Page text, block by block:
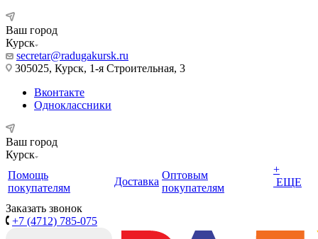
Ваш город
Курск
secretar@radugakursk.ru
305025, Курск, 1-я Строительная, 3
Вконтакте
Одноклассники
Ваш город
Курск
Помощь
покупателям
Доставка
Оптовым
покупателям
+
ЕЩЕ
Заказать звонок
+7 (4712) 785-075